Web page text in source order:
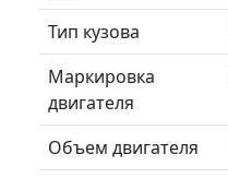
Тип кузова
Маркировка
двигателя
Объем двигателя